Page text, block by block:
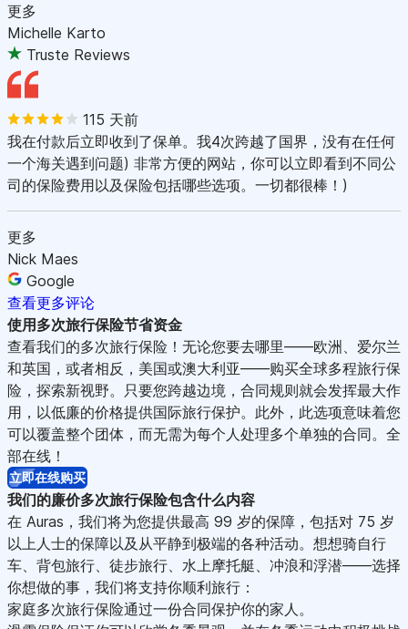
更多
Michelle Karto
Truste Reviews
115 天前
我在付款后立即收到了保单。我4次跨越了国界，没有在任何
一个海关遇到问题) 非常方便的网站，你可以立即看到不同公
司的保险费用以及保险包括哪些选项。一切都很棒！)
更多
Nick Maes
Google
查看更多评论
使用多次旅行保险节省资金
查看我们的多次旅行保险！无论您要去哪里——欧洲、爱尔兰
和英国，或者相反，美国或澳大利亚——购买全球多程旅行保
险，探索新视野。只要您跨越边境，合同规则就会发挥最大作
用，以低廉的价格提供国际旅行保护。此外，此选项意味着您
可以覆盖整个团体，而无需为每个人处理多个单独的合同。全
部在线！
立即在线购买
我们的廉价多次旅行保险包含什么内容
在 Auras，我们将为您提供最高 99 岁的保障，包括对 75 岁
以上人士的保障以及从平静到极端的各种活动。想想骑自行
车、背包旅行、徒步旅行、水上摩托艇、冲浪和浮潜——选择
你想做的事，我们将支持你顺利旅行：
家庭多次旅行保险通过一份合同保护你的家人。